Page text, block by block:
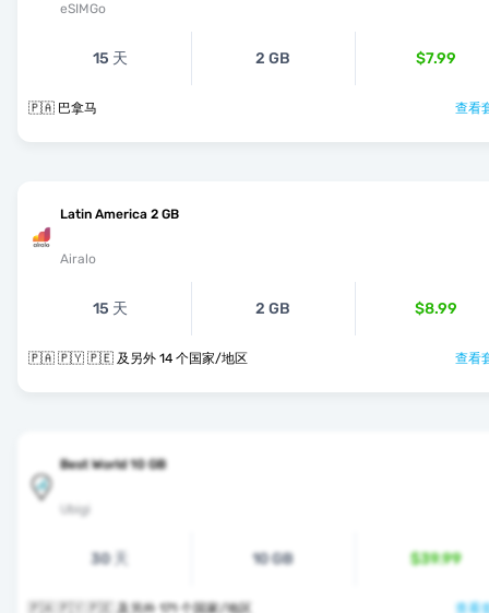
eSIMGo
15 天 2 GB $7.99
🇵🇦 巴拿马 查看
Latin America 2 GB
Airalo
15 天 2 GB $8.99
🇵🇦 🇵🇾 🇵🇪 及另外 14 个国家/地区 查看
Best World 10 GB
Ubigi
30 天 10 GB $39.99
🇵🇦 🇵🇾 🇵🇪 及另外 171 个国家/地区 查看